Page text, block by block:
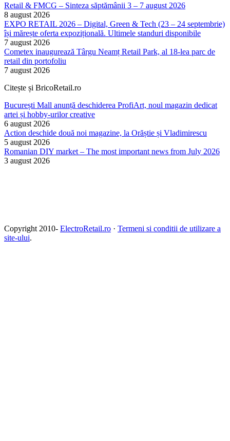
Retail & FMCG – Sinteza săptămânii 3 – 7 august 2026
8 august 2026
EXPO RETAIL 2026 – Digital, Green & Tech (23 – 24 septembrie)
își mărește oferta expozițională. Ultimele standuri disponibile
7 august 2026
Cometex inaugurează Târgu Neamț Retail Park, al 18-lea parc de
retail din portofoliu
7 august 2026
Citește și BricoRetail.ro
București Mall anunță deschiderea ProfiArt, noul magazin dedicat
artei și hobby-urilor creative
6 august 2026
Action deschide două noi magazine, la Orăștie și Vladimirescu
5 august 2026
Romanian DIY market – The most important news from July 2026
3 august 2026
Copyright 2010- ElectroRetail.ro · Termeni si conditii de utilizare a
site-ului.